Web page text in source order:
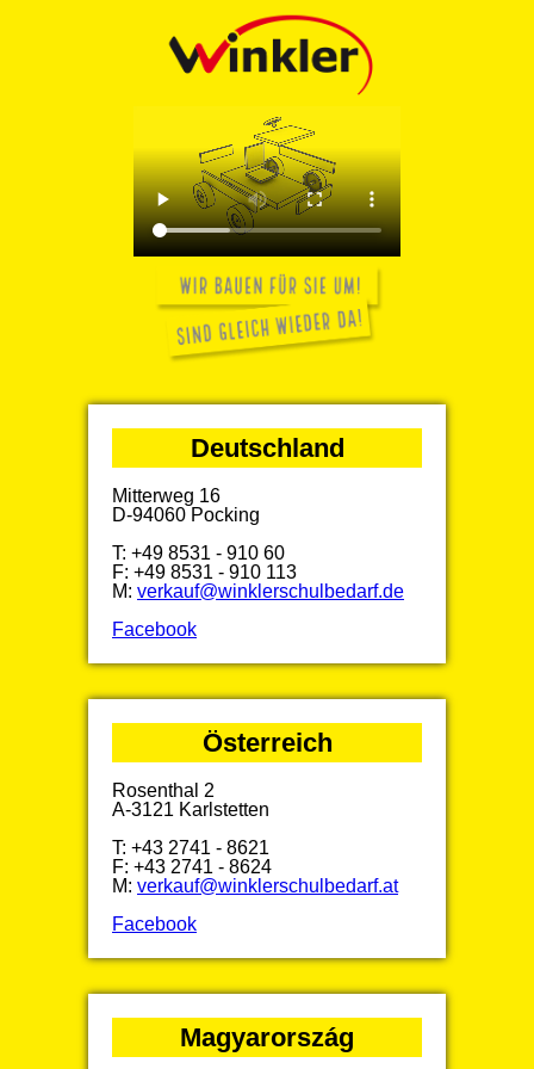
Deutschland
Mitterweg 16
D-94060 Pocking
T: +49 8531 - 910 60
F: +49 8531 - 910 113
M: verkauf@winklerschulbedarf.de
Facebook
Österreich
Rosenthal 2
A-3121 Karlstetten
T: +43 2741 - 8621
F: +43 2741 - 8624
M: verkauf@winklerschulbedarf.at
Facebook
Magyarország